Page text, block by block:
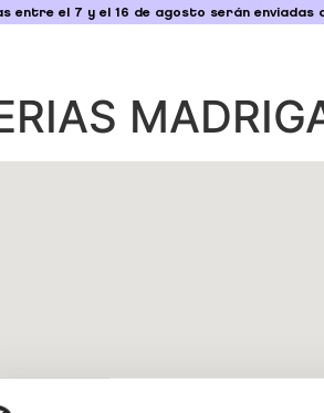
entre el 7 y el 16 de agosto serán enviadas